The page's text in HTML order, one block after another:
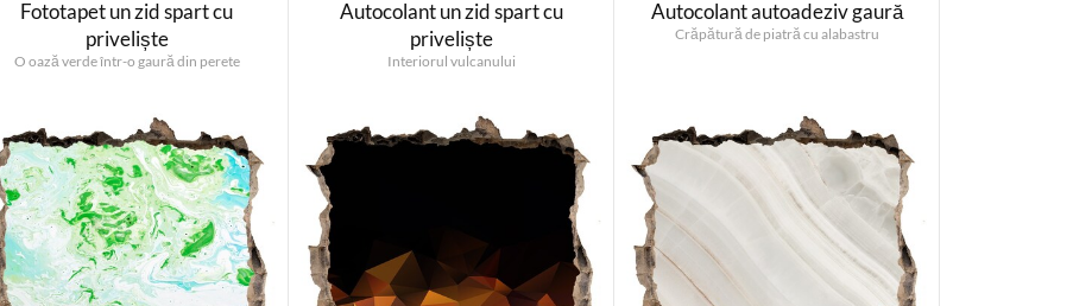
Fototapet un zid spart cu
priveliște
O oază verde într-o gaură din perete
Autocolant un zid spart cu
priveliște
Interiorul vulcanului
Autocolant autoadeziv gaură
Crăpătură de piatră cu alabastru